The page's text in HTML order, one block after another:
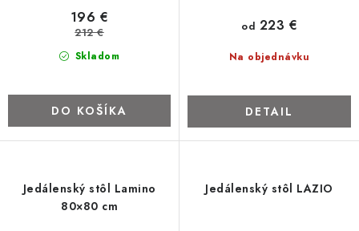
Skladom
196 €
212 €
DO KOŠÍKA
Na objednávku
od 223 €
DETAIL
Jedálenský stôl Lamino
80×80 cm
Jedálenský stôl LAZIO